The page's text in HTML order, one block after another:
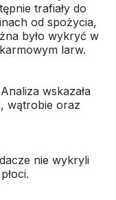
trafiały do
od spożycia,
było wykryć w
larw.
wskazała
wątrobie oraz
nie wykryli